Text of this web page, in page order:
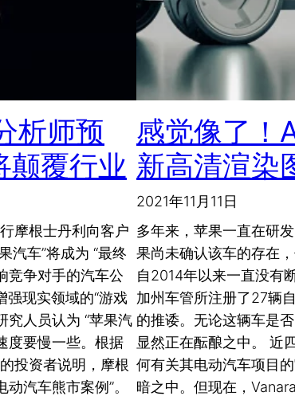
析师预
颠覆行业
摩根士丹利向客户
汽车”将成为 “最终
竞争对手的汽车公
现实领域的“游戏
究人员认为 “苹果汽
度要慢一些。根据
投资者说明，摩根
汽车熊市案例”。
感觉像了！
新高清渲染
2021年11月11日
多年来，苹果一直在研
果尚未确认该车的存在
自2014年以来一直没有
加州车管所注册了27辆
的推诿。无论这辆车是
显然正在酝酿之中。 近
何有关其电动汽车项目
暗之中。但现在，